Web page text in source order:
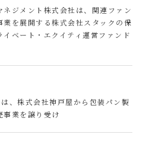
ジメント株式会社は、関連ファン
業を展開する株式会社スタックの保
ベート・エクイティ運営ファンド
、株式会社神戸屋から包装パン製
事業を譲り受け